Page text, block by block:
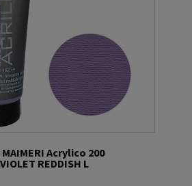
Acrylico 200
REDDISH L